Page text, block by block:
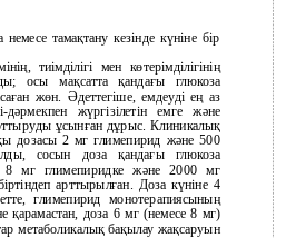
тамақтану кезінде күніне бір
тиімділігі мен көтерімділігінің
осы мақсатта қандағы глюкоза
жөн. Әдеттегіше, емдеуді ең аз
жүргізілетін емге және
ұсынған дұрыс. Клиникалық
дозасы 2 мг глимепирид және 500
сосын доза қандағы глюкоза
8 мг глимепиридке және 2000 мг
арттырылған. Доза күніне 4
глимепирид монотерапиясының
қарамастан, доза 6 мг (немесе 8 мг)
метаболикалық бақылау жақсаруын